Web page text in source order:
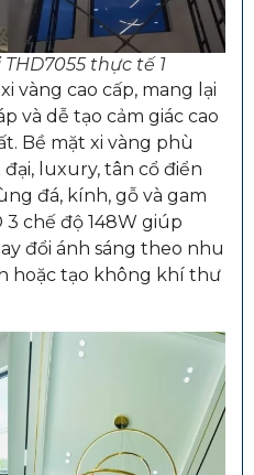
thực tế 1
vàng cao cấp, mang lại
và dễ tạo cảm giác cao
Bề mặt xi vàng phù
luxury, tân cổ điển
đá, kính, gỗ và gam
chế độ 148W giúp
đổi ánh sáng theo nhu
hoặc tạo không khí thư